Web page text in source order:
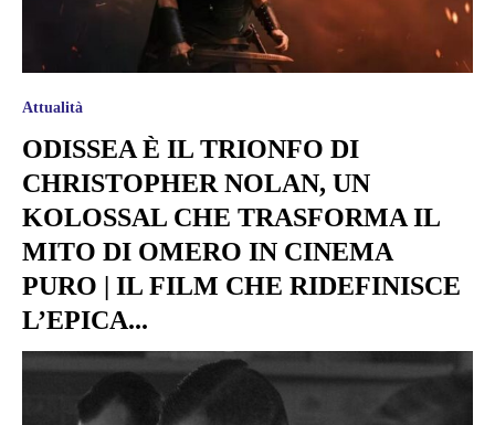
Attualità
ODISSEA È IL TRIONFO DI
CHRISTOPHER NOLAN, UN
KOLOSSAL CHE TRASFORMA IL
MITO DI OMERO IN CINEMA
PURO | IL FILM CHE RIDEFINISCE
L’EPICA...